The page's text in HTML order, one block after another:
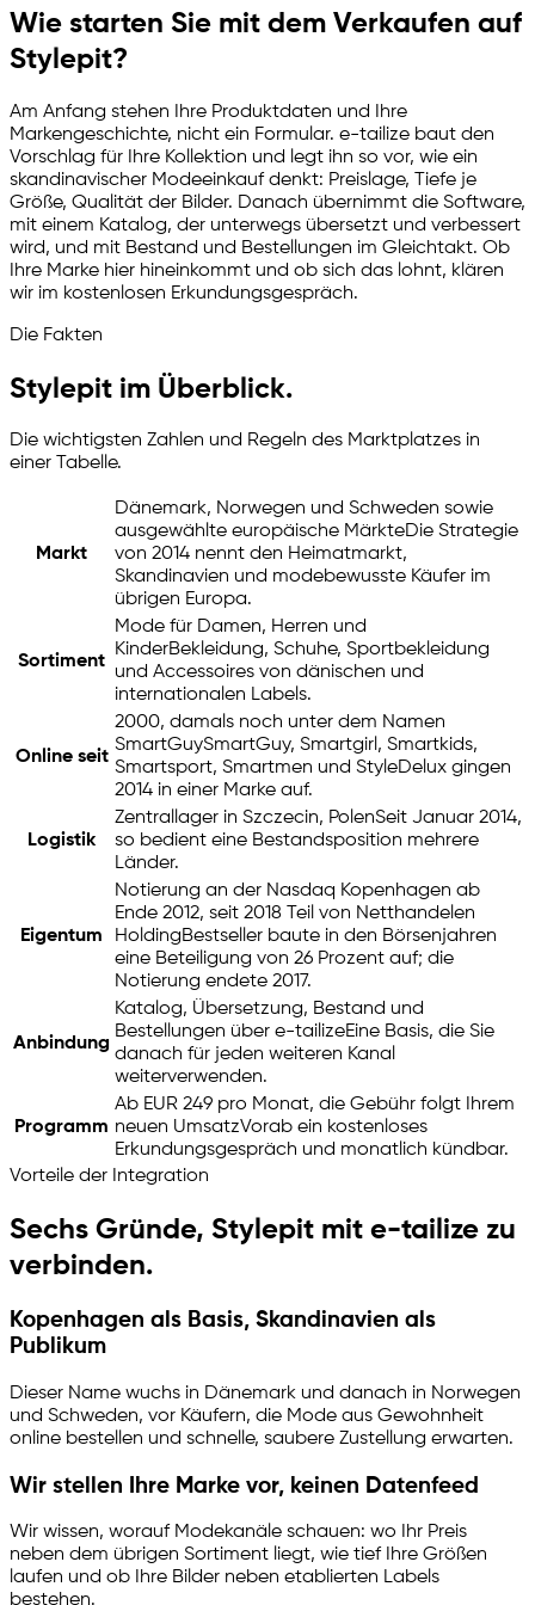
Wie starten Sie mit dem Verkaufen auf
Stylepit?
Am Anfang stehen Ihre Produktdaten und Ihre
Markengeschichte, nicht ein Formular. e-tailize baut den
Vorschlag für Ihre Kollektion und legt ihn so vor, wie ein
skandinavischer Modeeinkauf denkt: Preislage, Tiefe je
Größe, Qualität der Bilder. Danach übernimmt die Software,
mit einem Katalog, der unterwegs übersetzt und verbessert
wird, und mit Bestand und Bestellungen im Gleichtakt. Ob
Ihre Marke hier hineinkommt und ob sich das lohnt, klären
wir im kostenlosen Erkundungsgespräch.
Die Fakten
Stylepit im Überblick.
Die wichtigsten Zahlen und Regeln des Marktplatzes in
einer Tabelle.
Markt
Dänemark, Norwegen und Schweden sowie
ausgewählte europäische MärkteDie Strategie
von 2014 nennt den Heimatmarkt,
Skandinavien und modebewusste Käufer im
übrigen Europa.
Sortiment
Mode für Damen, Herren und
KinderBekleidung, Schuhe, Sportbekleidung
und Accessoires von dänischen und
internationalen Labels.
Online seit
2000, damals noch unter dem Namen
SmartGuySmartGuy, Smartgirl, Smartkids,
Smartsport, Smartmen und StyleDelux gingen
2014 in einer Marke auf.
Logistik
Zentrallager in Szczecin, PolenSeit Januar 2014,
so bedient eine Bestandsposition mehrere
Länder.
Eigentum
Notierung an der Nasdaq Kopenhagen ab
Ende 2012, seit 2018 Teil von Netthandelen
HoldingBestseller baute in den Börsenjahren
eine Beteiligung von 26 Prozent auf; die
Notierung endete 2017.
Anbindung
Katalog, Übersetzung, Bestand und
Bestellungen über e-tailizeEine Basis, die Sie
danach für jeden weiteren Kanal
weiterverwenden.
Programm
Ab EUR 249 pro Monat, die Gebühr folgt Ihrem
neuen UmsatzVorab ein kostenloses
Erkundungsgespräch und monatlich kündbar.
Vorteile der Integration
Sechs Gründe, Stylepit mit e-tailize zu
verbinden.
Kopenhagen als Basis, Skandinavien als
Publikum
Dieser Name wuchs in Dänemark und danach in Norwegen
und Schweden, vor Käufern, die Mode aus Gewohnheit
online bestellen und schnelle, saubere Zustellung erwarten.
Wir stellen Ihre Marke vor, keinen Datenfeed
Wir wissen, worauf Modekanäle schauen: wo Ihr Preis
neben dem übrigen Sortiment liegt, wie tief Ihre Größen
laufen und ob Ihre Bilder neben etablierten Labels
bestehen.